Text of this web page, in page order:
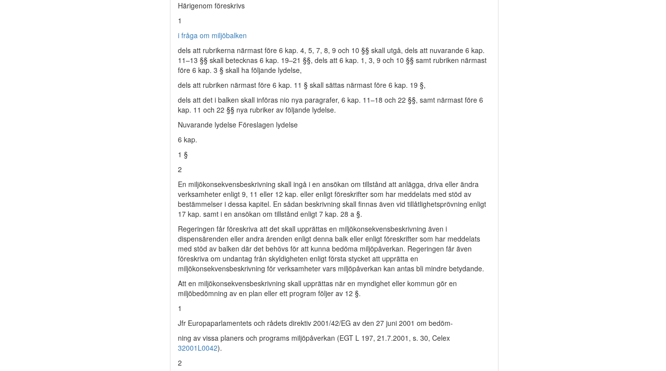
Härigenom föreskrivs
1
i fråga om miljöbalken
dels att rubrikerna närmast före 6 kap. 4, 5, 7, 8, 9 och 10 §§ skall utgå, dels att nuvarande 6 kap.
11–13 §§ skall betecknas 6 kap. 19–21 §§, dels att 6 kap. 1, 3, 9 och 10 §§ samt rubriken närmast
före 6 kap. 3 § skall ha följande lydelse,
dels att rubriken närmast före 6 kap. 11 § skall sättas närmast före 6 kap. 19 §,
dels att det i balken skall införas nio nya paragrafer, 6 kap. 11–18 och 22 §§, samt närmast före 6
kap. 11 och 22 §§ nya rubriker av följande lydelse.
Nuvarande lydelse Föreslagen lydelse
6 kap.
1 §
2
En miljökonsekvensbeskrivning skall ingå i en ansökan om tillstånd att anlägga, driva eller ändra
verksamheter enligt 9, 11 eller 12 kap. eller enligt föreskrifter som har meddelats med stöd av
bestämmelser i dessa kapitel. En sådan beskrivning skall finnas även vid tillåtlighetsprövning enligt
17 kap. samt i en ansökan om tillstånd enligt 7 kap. 28 a §.
Regeringen får föreskriva att det skall upprättas en miljökonsekvensbeskrivning även i
dispensärenden eller andra ärenden enligt denna balk eller enligt föreskrifter som har meddelats
med stöd av balken där det behövs för att kunna bedöma miljöpåverkan. Regeringen får även
föreskriva om undantag från skyldigheten enligt första stycket att upprätta en
miljökonsekvensbeskrivning för verksamheter vars miljöpåverkan kan antas bli mindre betydande.
Att en miljökonsekvensbeskrivning skall upprättas när en myndighet eller kommun gör en
miljöbedömning av en plan eller ett program följer av 12 §.
1
Jfr Europaparlamentets och rådets direktiv 2001/42/EG av den 27 juni 2001 om bedöm-
ning av vissa planers och programs miljöpåverkan (EGT L 197, 21.7.2001, s. 30, Celex
32001L0042).
2